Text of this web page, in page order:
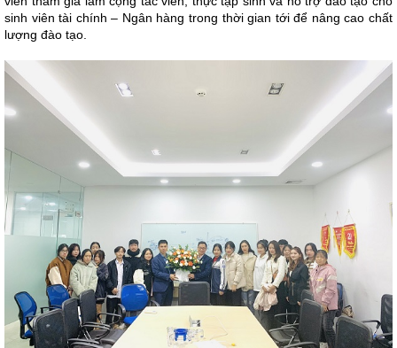
sinh viên tài chính – Ngân hàng trong thời gian tới để nâng cao chất
lượng đào tạo.